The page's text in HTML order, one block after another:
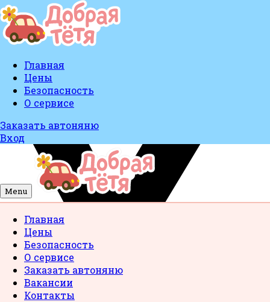
Главная
Цены
Безопасность
О сервисе
Заказать автоняню
Вход
Menu
Главная
Цены
Безопасность
О сервисе
Заказать автоняню
Вакансии
Контакты